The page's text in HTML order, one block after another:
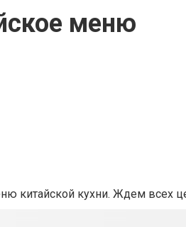
меню
китайской кухни. Ждем всех